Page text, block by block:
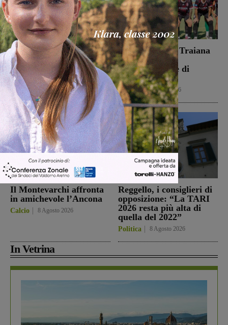
Dal treno all’ospedale, la
vita in “Frammenti”: il
primo libro del
valdarnese Luca Livi
Cultura 9 Agosto 2026
Il Terrranuova Traiana
battuto 3-1
nell’amichevole di
Grosseto
Calcio 8 Agosto 2026
Il Montevarchi affronta
in amichevole l’Ancona
Calcio 8 Agosto 2026
Reggello, i consiglieri di
opposizione: “La TARI
2026 resta più alta di
quella del 2022”
Politica 8 Agosto 2026
In Vetrina